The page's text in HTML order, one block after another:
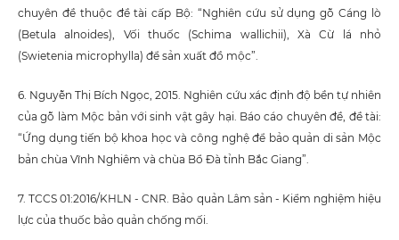
chuyên đề thuộc đề tài cấp Bộ: “Nghiên cứu sử dụng gỗ Cáng lò
(Betula alnoides), Vối thuốc (Schima wallichii), Xà Cừ lá nhỏ
(Swietenia microphylla) để sản xuất đồ mộc”.
6. Nguyễn Thị Bích Ngọc, 2015. Nghiên cứu xác định độ bền tự nhiên
của gỗ làm Mộc bản với sinh vật gây hại. Báo cáo chuyên đề, đề tài:
“Ứng dụng tiến bộ khoa học và công nghệ để bảo quản di sản Mộc
bản chùa Vĩnh Nghiêm và chùa Bổ Đà tỉnh Bắc Giang”.
7. TCCS 01:2016/KHLN - CNR. Bảo quản Lâm sản - Kiểm nghiệm hiệu
lực của thuốc bảo quản chống mối.